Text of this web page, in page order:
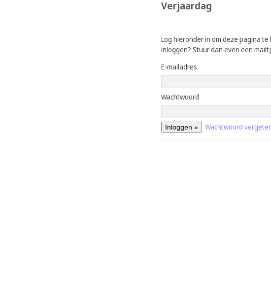
Verjaardag
Log hieronder in om deze pagina
inloggen? Stuur dan even een
E-mailadres
Wachtwoord
Wachtwoord